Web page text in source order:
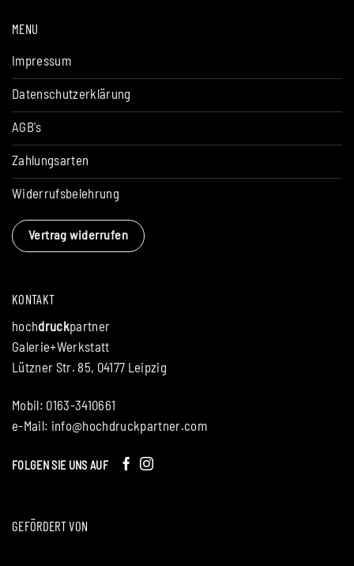
KONTAKT
hochdruckpartner
Galerie+Werkstatt
Lützner Str. 85, 04177 Leipzig
Mobil: 0163-3410661
e-Mail: info@hochdruckpartner.com
FOLGEN SIE UNS AUF
GEFÖRDERT VON
MENU
Impressum
Datenschutzerklärung
AGB's
Zahlungsarten
Widerrufsbelehrung
Vertrag widerrufen